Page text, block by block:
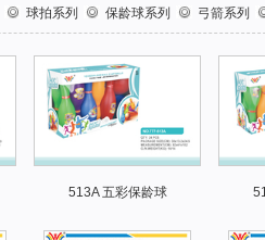
球拍系列 保龄球系列 弓箭系列
513A 五彩保龄球